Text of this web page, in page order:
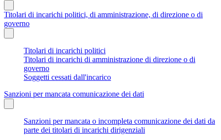
Titolari di incarichi politici, di amministrazione, di direzione o di
governo
Titolari di incarichi politici
Titolari di incarichi di amministrazione di direzione o di
governo
Soggetti cessati dall'incarico
Sanzioni per mancata comunicazione dei dati
Sanzioni per mancata o incompleta comunicazione dei dati da
parte dei titolari di incarichi dirigenziali